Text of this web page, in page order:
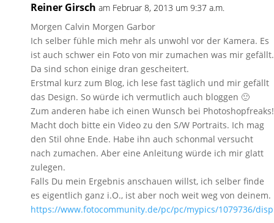
Reiner Girsch am Februar 8, 2013 um 9:37 a.m.
Morgen Calvin Morgen Garbor
Ich selber fühle mich mehr als unwohl vor der Kamera. Es
ist auch schwer ein Foto von mir zumachen was mir gefällt.
Da sind schon einige dran gescheitert.
Erstmal kurz zum Blog, ich lese fast täglich und mir gefällt
das Design. So würde ich vermutlich auch bloggen 🙂
Zum anderen habe ich einen Wunsch bei Photoshopfreaks!
Macht doch bitte ein Video zu den S/W Portraits. Ich mag
den Stil ohne Ende. Habe ihn auch schonmal versucht
nach zumachen. Aber eine Anleitung würde ich mir glatt
zulegen.
Falls Du mein Ergebnis anschauen willst, ich selber finde
es eigentlich ganz i.O., ist aber noch weit weg von deinem.
https://www.fotocommunity.de/pc/pc/mypics/1079736/